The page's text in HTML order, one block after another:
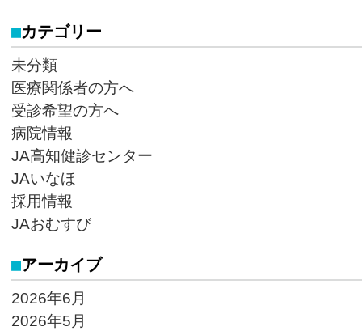
カテゴリー
未分類
医療関係者の方へ
受診希望の方へ
病院情報
JA高知健診センター
JAいなほ
採用情報
JAおむすび
アーカイブ
2026年6月
2026年5月